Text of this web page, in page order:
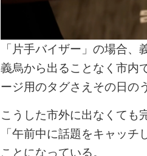
「片手バイザー」の場合、
義烏から出ることなく市内
ージ用のタグさえその日の
こうした市外に出なくても
「午前中に話題をキャッ
ことになっている。